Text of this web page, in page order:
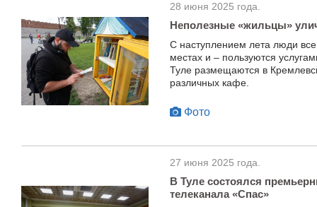
28 июня 2025 года.
Неполезные «жильцы»
С наступлением лета люди
местах и – пользуются
Туле размещаются в
различных кафе.
Фото
27 июня 2025 года.
В Туле состоялся
телеканала «Спас»